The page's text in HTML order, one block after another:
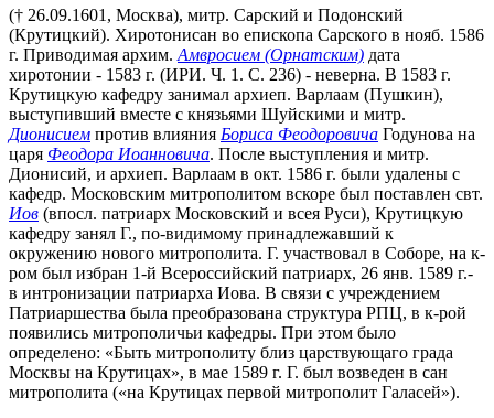
(† 26.09.1601, Москва), митр. Сарский и Подонский
(Крутицкий). Хиротонисан во епископа Сарского в нояб. 1586
г. Приводимая архим. Амвросием (Орнатским) дата
хиротонии - 1583 г. (ИРИ. Ч. 1. С. 236) - неверна. В 1583 г.
Крутицкую кафедру занимал архиеп. Варлаам (Пушкин),
выступивший вместе с князьями Шуйскими и митр.
Дионисием против влияния Бориса Феодоровича Годунова на
царя Феодора Иоанновича. После выступления и митр.
Дионисий, и архиеп. Варлаам в окт. 1586 г. были удалены с
кафедр. Московским митрополитом вскоре был поставлен свт.
Иов (впосл. патриарх Московский и всея Руси), Крутицкую
кафедру занял Г., по-видимому принадлежавший к
окружению нового митрополита. Г. участвовал в Соборе, на к-
ром был избран 1-й Всероссийский патриарх, 26 янв. 1589 г.-
в интронизации патриарха Иова. В связи с учреждением
Патриаршества была преобразована структура РПЦ, в к-рой
появились митрополичьи кафедры. При этом было
определено: «Быть митрополиту близ царствующаго града
Москвы на Крутицах», в мае 1589 г. Г. был возведен в сан
митрополита («на Крутицах первой митрополит Галасей»).